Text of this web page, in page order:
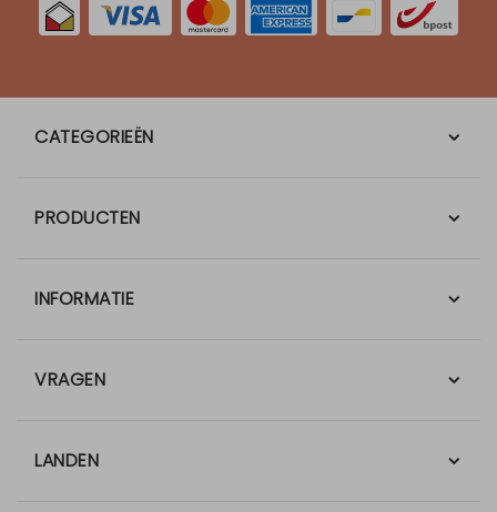
CATEGORIEËN
PRODUCTEN
INFORMATIE
VRAGEN
LANDEN